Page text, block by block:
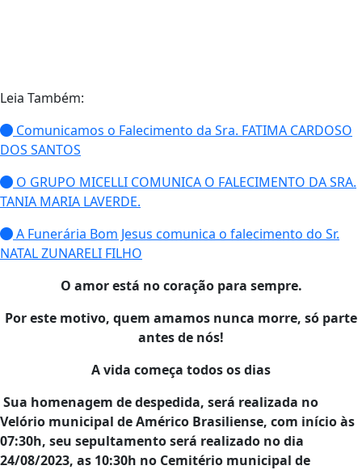
Leia Também:
Comunicamos o Falecimento da Sra. FATIMA CARDOSO
DOS SANTOS
O GRUPO MICELLI COMUNICA O FALECIMENTO DA SRA.
TANIA MARIA LAVERDE.
A Funerária Bom Jesus comunica o falecimento do Sr.
NATAL ZUNARELI FILHO
O amor está no coração para sempre.
Por este motivo, quem amamos nunca morre, só parte
antes de nós!
A vida começa todos os dias
Sua homenagem de despedida, será realizada no
Velório municipal de Américo Brasiliense, com início às
07:30h, seu sepultamento será realizado no dia
24/08/2023, as 10:30h no Cemitério municipal de